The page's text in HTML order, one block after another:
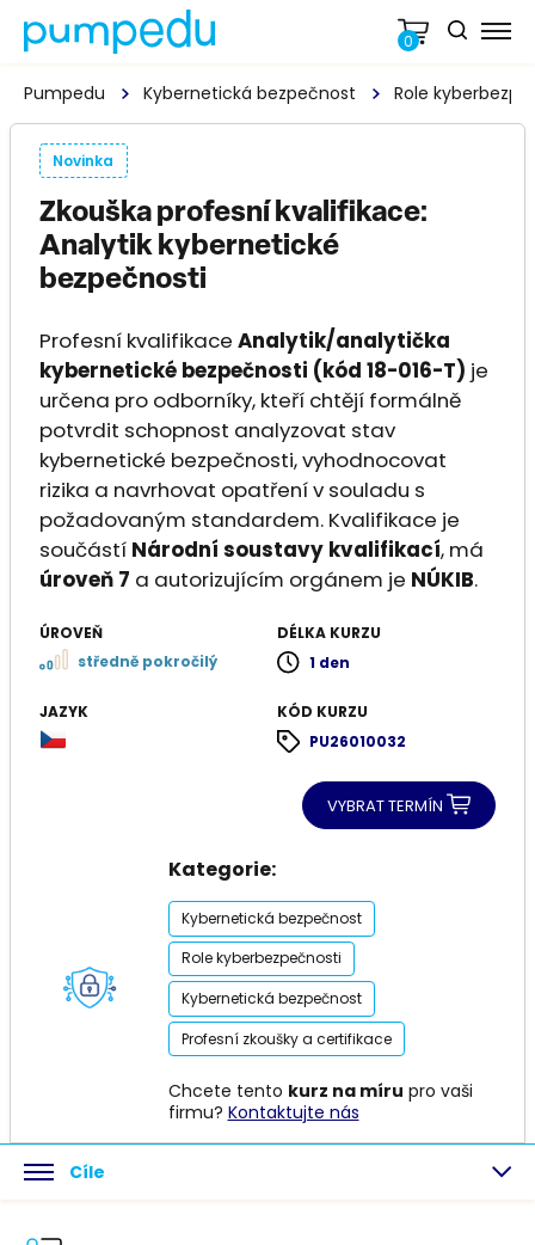
0
Pumpedu Kybernetická bezpečnost Role
Novinka
Zkouška profesní kvalifikace:
Analytik kybernetické
bezpečnosti
Profesní kvalifikace Analytik/analytička
kybernetické bezpečnosti (kód 18-016-T) je
určena pro odborníky, kteří chtějí formálně
potvrdit schopnost analyzovat stav
kybernetické bezpečnosti, vyhodnocovat
rizika a navrhovat opatření v souladu s
požadovaným standardem. Kvalifikace je
součástí Národní soustavy kvalifikací, má
úroveň 7 a autorizujícím orgánem je NÚKIB.
ÚROVEŇ
středně pokročilý
DÉLKA KURZU
1 den
JAZYK
KÓD KURZU
PU26010032
VYBRAT TERMÍN
Kategorie:
Kybernetická bezpečnost
Role kyberbezpečnosti
Kybernetická bezpečnost
Profesní zkoušky a certifikace
Chcete tento kurz na míru pro vaši
firmu? Kontaktujte nás
Cíle